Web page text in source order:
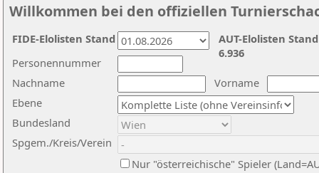
Willkommen bei den offiziellen
Nachname
Vorname
Ebene
Personennummer
Bundesland
Spgem./Kreis/Verein
Nur "österreichische" Spieler
AUT-Elolisten
6.936
FIDE-Elolisten Stand